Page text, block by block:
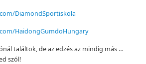
DiamondSportiskola
HaidongGumdoHungary
találtok, de az edzés az mindig más …
szól!